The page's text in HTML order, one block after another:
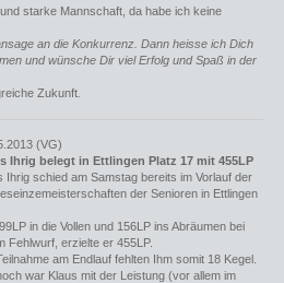
starke Mannschaft, da habe ich keine
an die Konkurrenz. Dann heisse ich Dich
und wünsche Dir viel Erfolg und Spaß in der
Zukunft
(VG)
Ihrig belegt in Ettlingen Platz 17 mit 455LP
Ihrig schied am Samstag bereits im Vorlauf der
der Senioren in Ettlingen
in die Vollen und 156LP ins Abräumen bei
Fehlwurf, erzielte er 455LP.
am Endlauf fehlten Ihm somit 18 Kegel.
war Klaus mit der Leistung (vor allem im